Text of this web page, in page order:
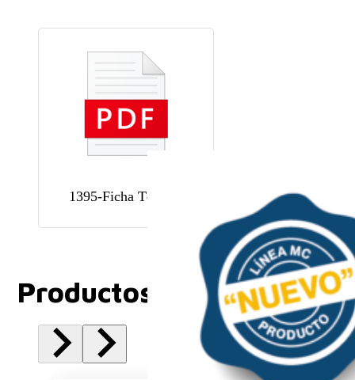
1395-Ficha Técnica
Productos Relacionados